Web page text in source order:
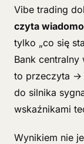
Vibe trading
czyta
tylko „co się
Bank
to przeczyta →
do silnika
wskaźnikami
Wynikiem nie